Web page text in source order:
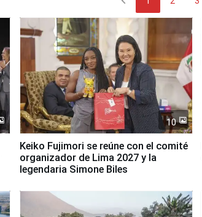
10
Keiko Fujimori se reúne con el comité
organizador de Lima 2027 y la
legendaria Simone Biles